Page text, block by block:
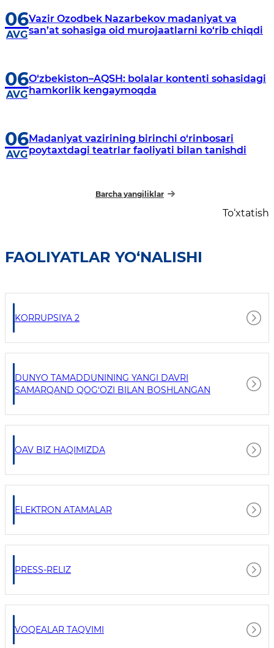
06
AVG
Vazir Ozodbek Nazarbekov madaniyat va
san’at sohasiga oid murojaatlarni ko‘rib chiqdi
06
AVG
O‘zbekiston–AQSH: bolalar kontenti sohasidagi
hamkorlik kengaymoqda
06
AVG
Madaniyat vazirining birinchi o‘rinbosari
poytaxtdagi teatrlar faoliyati bilan tanishdi
Barcha yangiliklar
To‘xtatish
FAOLIYATLAR YO‘NALISHI
KORRUPSIYA 2
DUNYO TAMADDUNINING YANGI DAVRI
SAMARQAND QOG‘OZI BILAN BOSHLANGAN
OAV BIZ HAQIMIZDA
ELEKTRON ATAMALAR
PRESS-RELIZ
VOQEALAR TAQVIMI